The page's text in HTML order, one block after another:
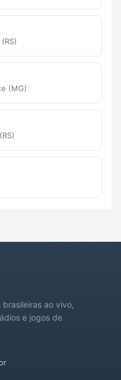
(MG)
ao vivo,
e jogos de